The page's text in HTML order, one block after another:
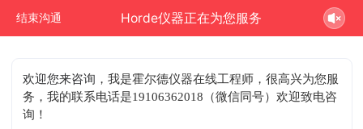
结束沟通 Horde仪器正在为您服务
欢迎您来咨询 ，我是霍尔德仪器在线工程师，很高兴为您服
务，我的联系电话是19106362018（微信同号）欢迎致电咨
询！